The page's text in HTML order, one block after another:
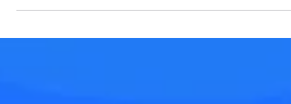
서 만나세요”